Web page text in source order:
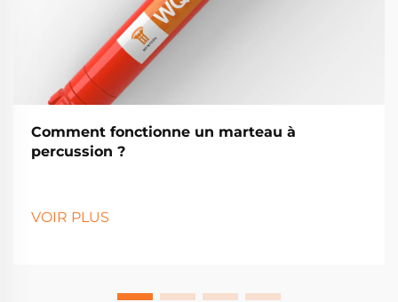
Comment fonctionne un marteau à
percussion ?
VOIR PLUS